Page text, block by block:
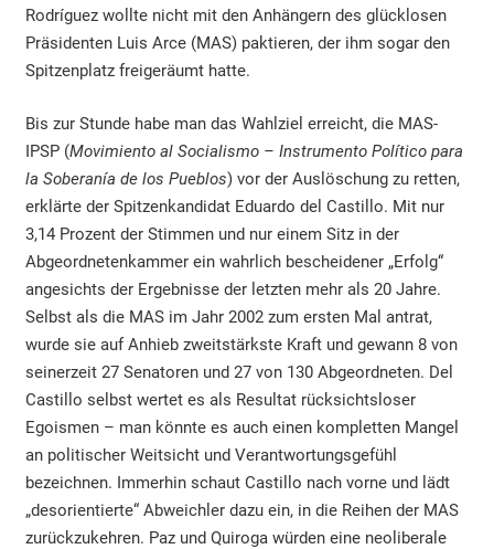
Rodríguez wollte nicht mit den Anhängern des glücklosen
Präsidenten Luis Arce (MAS) paktieren, der ihm sogar den
Spitzenplatz freigeräumt hatte.
Bis zur Stunde habe man das Wahlziel erreicht, die MAS-
IPSP (Movimiento al Socialismo – Instrumento Político para
la Soberanía de los Pueblos) vor der Auslöschung zu retten,
erklärte der Spitzenkandidat Eduardo del Castillo. Mit nur
3,14 Prozent der Stimmen und nur einem Sitz in der
Abgeordnetenkammer ein wahrlich bescheidener „Erfolg“
angesichts der Ergebnisse der letzten mehr als 20 Jahre.
Selbst als die MAS im Jahr 2002 zum ersten Mal antrat,
wurde sie auf Anhieb zweitstärkste Kraft und gewann 8 von
seinerzeit 27 Senatoren und 27 von 130 Abgeordneten. Del
Castillo selbst wertet es als Resultat rücksichtsloser
Egoismen ­– man könnte es auch einen kompletten Mangel
an politischer Weitsicht und Verantwortungsgefühl
bezeichnen. Immerhin schaut Castillo nach vorne und lädt
„desorientierte“ Abweichler dazu ein, in die Reihen der MAS
zurückzukehren. Paz und Quiroga würden eine neoliberale